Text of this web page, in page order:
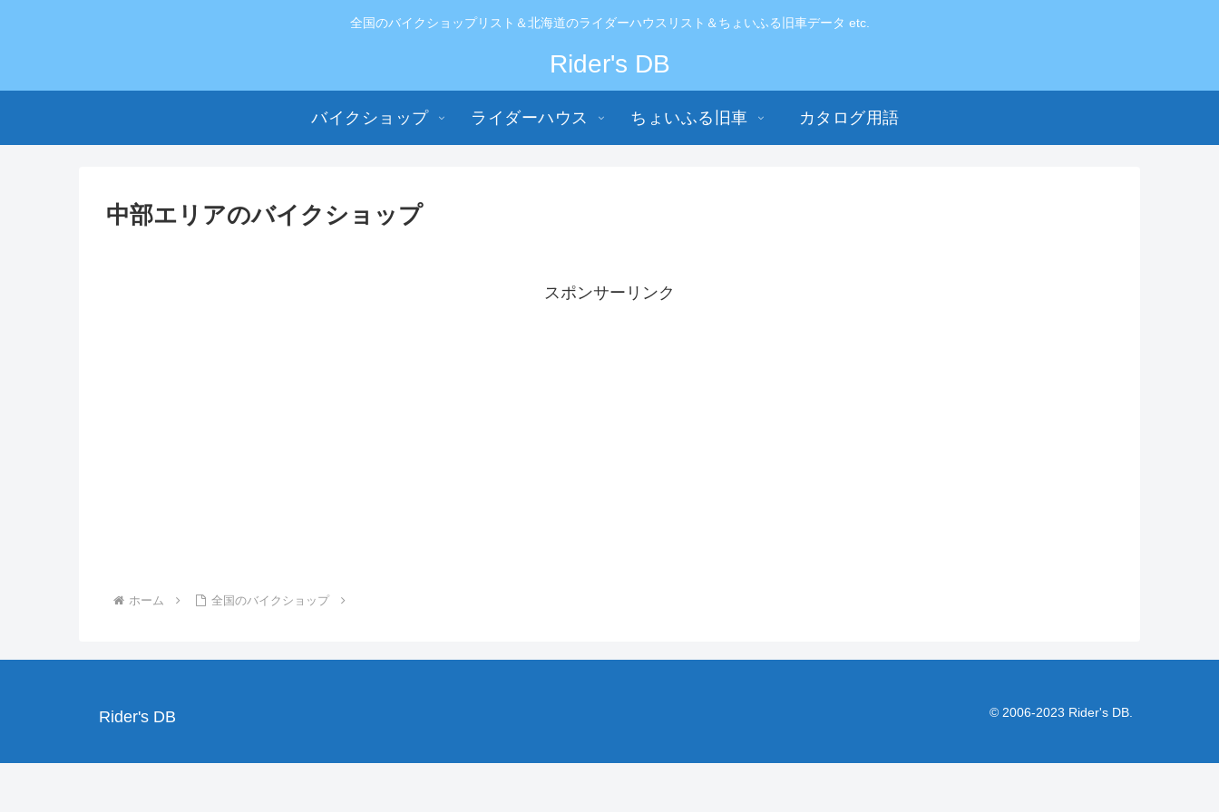
全国のバイクショップリスト＆北海道のライダーハウスリスト＆ちょいふる旧車データ etc.
Rider's DB
バイクショップ ライダーハウス ちょいふる旧車 カタログ用語
中部エリアのバイクショップ
スポンサーリンク
ホーム 全国のバイクショップ
Rider's DB © 2006-2023 Rider's DB.